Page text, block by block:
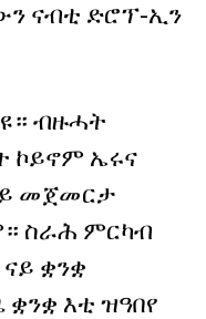
ናብቲ ድሮፕ-ኢን
ብዙሓት
ኮይኖም ኤሩና
መጀመርታ
ስራሕ ምርካብ
ቋንቋ
እቲ ዝዓበየ